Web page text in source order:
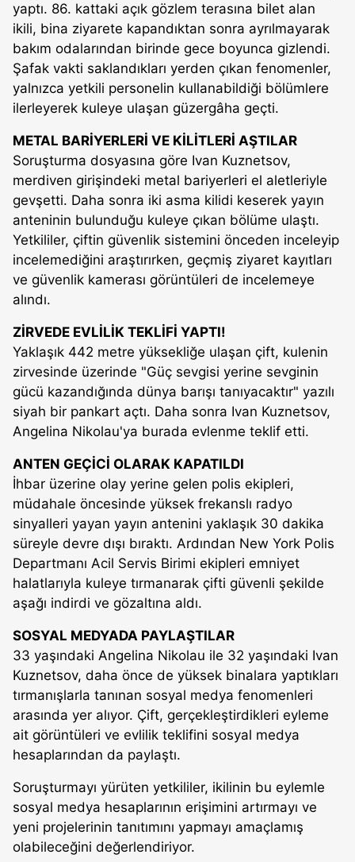
yaptı. 86. kattaki açık gözlem terasına bilet alan
ikili, bina ziyarete kapandıktan sonra ayrılmayarak
bakım odalarından birinde gece boyunca gizlendi.
Şafak vakti saklandıkları yerden çıkan fenomenler,
yalnızca yetkili personelin kullanabildiği bölümlere
ilerleyerek kuleye ulaşan güzergâha geçti.
METAL BARİYERLERİ VE KİLİTLERİ AŞTILAR
Soruşturma dosyasına göre Ivan Kuznetsov,
merdiven girişindeki metal bariyerleri el aletleriyle
gevşetti. Daha sonra iki asma kilidi keserek yayın
anteninin bulunduğu kuleye çıkan bölüme ulaştı.
Yetkililer, çiftin güvenlik sistemini önceden inceleyip
incelemediğini araştırırken, geçmiş ziyaret kayıtları
ve güvenlik kamerası görüntüleri de incelemeye
alındı.
ZİRVEDE EVLİLİK TEKLİFİ YAPTI!
Yaklaşık 442 metre yüksekliğe ulaşan çift, kulenin
zirvesinde üzerinde "Güç sevgisi yerine sevginin
gücü kazandığında dünya barışı tanıyacaktır" yazılı
siyah bir pankart açtı. Daha sonra Ivan Kuznetsov,
Angelina Nikolau'ya burada evlenme teklif etti.
ANTEN GEÇİCİ OLARAK KAPATILDI
İhbar üzerine olay yerine gelen polis ekipleri,
müdahale öncesinde yüksek frekanslı radyo
sinyalleri yayan yayın antenini yaklaşık 30 dakika
süreyle devre dışı bıraktı. Ardından New York Polis
Departmanı Acil Servis Birimi ekipleri emniyet
halatlarıyla kuleye tırmanarak çifti güvenli şekilde
aşağı indirdi ve gözaltına aldı.
SOSYAL MEDYADA PAYLAŞTILAR
33 yaşındaki Angelina Nikolau ile 32 yaşındaki Ivan
Kuznetsov, daha önce de yüksek binalara yaptıkları
tırmanışlarla tanınan sosyal medya fenomenleri
arasında yer alıyor. Çift, gerçekleştirdikleri eyleme
ait görüntüleri ve evlilik teklifini sosyal medya
hesaplarından da paylaştı.
Soruşturmayı yürüten yetkililer, ikilinin bu eylemle
sosyal medya hesaplarının erişimini artırmayı ve
yeni projelerinin tanıtımını yapmayı amaçlamış
olabileceğini değerlendiriyor.